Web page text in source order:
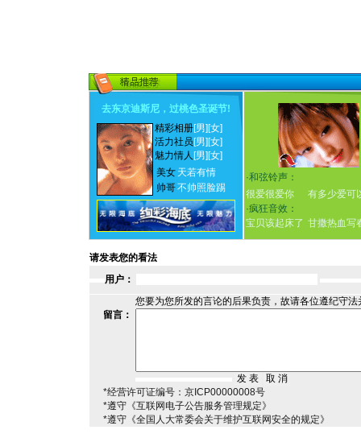
去东京迪斯尼，过桃色圣诞节!
精彩相册[男] [女]
活力社员 [男] [女]
魅力情人 [男] [女]
美女 天若有情
帅哥不帅照脸踢
·和弦铃声：
很爱很爱你
有多少爱可
·疯狂音效：
宝贝该起床了 甘撒热血写
请发表您的看法
用户：
您要为您所发的言论的后果负责，故请各位遵纪守
留言：
*经营许可证编号：京ICP00000008号
*遵守《互联网电子公告服务管理规定》
*遵守《全国人大常委会关于维护互联网安全的规定》